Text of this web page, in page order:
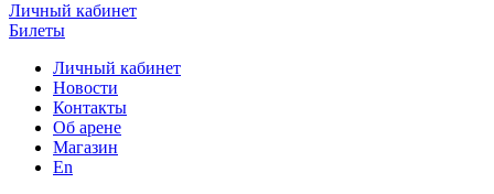
Личный кабинет
Билеты
Личный кабинет
Новости
Контакты
Об арене
Магазин
En